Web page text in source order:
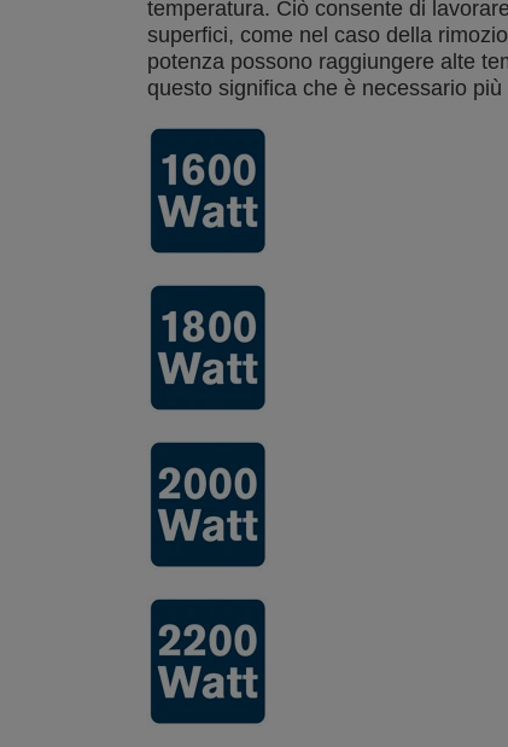
temperatura. Ciò consente di
superfici, come nel caso della
potenza possono raggiungere alte
questo significa che è necessario